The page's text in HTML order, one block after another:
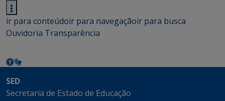
ir para conteúdoir para navegaçãoir para busca
Ouvidoria Transparência
SED
Secretaria de Estado de Educação